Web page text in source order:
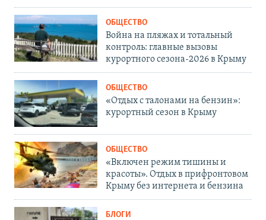
ОБЩЕСТВО
Война на пляжах и тотальный
контроль: главные вызовы
курортного сезона-2026 в Крыму
ОБЩЕСТВО
«Отдых с талонами на бензин»:
курортный сезон в Крыму
ОБЩЕСТВО
«Включен режим тишины и
красоты». Отдых в прифронтовом
Крыму без интернета и бензина
БЛОГИ